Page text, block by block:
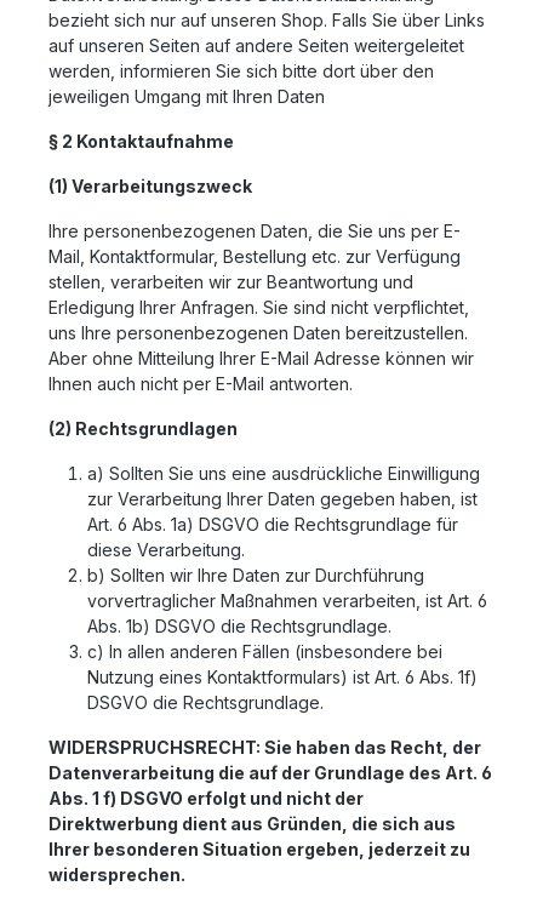
bezieht sich nur auf unseren Shop. Falls Sie über Links
auf unseren Seiten auf andere Seiten weitergeleitet
werden, informieren Sie sich bitte dort über den
jeweiligen Umgang mit Ihren Daten
§ 2 Kontaktaufnahme
(1) Verarbeitungszweck
Ihre personenbezogenen Daten, die Sie uns per E-
Mail, Kontaktformular, Bestellung etc. zur Verfügung
stellen, verarbeiten wir zur Beantwortung und
Erledigung Ihrer Anfragen. Sie sind nicht verpflichtet,
uns Ihre personenbezogenen Daten bereitzustellen.
Aber ohne Mitteilung Ihrer E-Mail Adresse können wir
Ihnen auch nicht per E-Mail antworten.
(2) Rechtsgrundlagen
a) Sollten Sie uns eine ausdrückliche Einwilligung
zur Verarbeitung Ihrer Daten gegeben haben, ist
Art. 6 Abs. 1a) DSGVO die Rechtsgrundlage für
diese Verarbeitung.
b) Sollten wir Ihre Daten zur Durchführung
vorvertraglicher Maßnahmen verarbeiten, ist Art. 6
Abs. 1b) DSGVO die Rechtsgrundlage.
c) In allen anderen Fällen (insbesondere bei
Nutzung eines Kontaktformulars) ist Art. 6 Abs. 1f)
DSGVO die Rechtsgrundlage.
WIDERSPRUCHSRECHT: Sie haben das Recht, der
Datenverarbeitung die auf der Grundlage des Art. 6
Abs. 1 f) DSGVO erfolgt und nicht der
Direktwerbung dient aus Gründen, die sich aus
Ihrer besonderen Situation ergeben, jederzeit zu
widersprechen.